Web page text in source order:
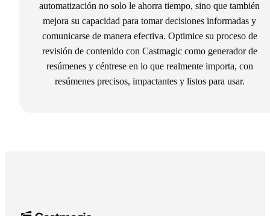
automatización no solo le ahorra tiempo, sino que también
mejora su capacidad para tomar decisiones informadas y
comunicarse de manera efectiva. Optimice su proceso de
revisión de contenido con Castmagic como generador de
resúmenes y céntrese en lo que realmente importa, con
resúmenes precisos, impactantes y listos para usar.